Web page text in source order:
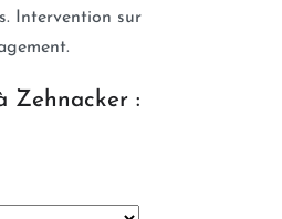
Intervention sur
Zehnacker :